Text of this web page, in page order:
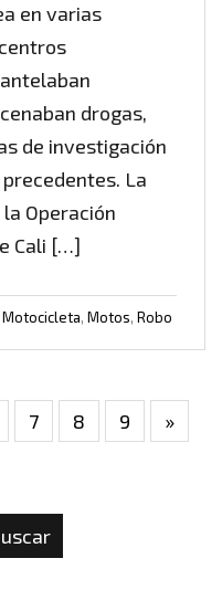
en varias
drogas,
de investigación
La
Operación
Cali […]
Motocicleta, Motos, Robo
7 8 9 »